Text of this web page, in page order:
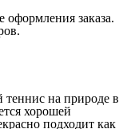
оформления заказа.
на природе в
хорошей
подходит как